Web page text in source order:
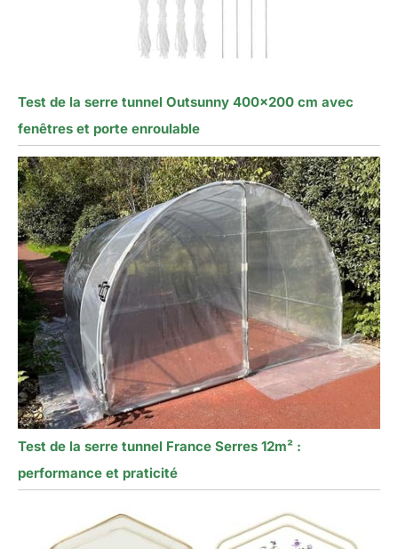
Test de la serre tunnel Outsunny 400×200 cm avec
fenêtres et porte enroulable
Test de la serre tunnel France Serres 12m² :
performance et praticité